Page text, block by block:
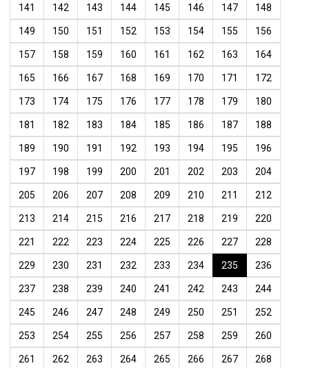
141 142 143 144 145 146 147 148
149 150 151 152 153 154 155 156
157 158 159 160 161 162 163 164
165 166 167 168 169 170 171 172
173 174 175 176 177 178 179 180
181 182 183 184 185 186 187 188
189 190 191 192 193 194 195 196
197 198 199 200 201 202 203 204
205 206 207 208 209 210 211 212
213 214 215 216 217 218 219 220
221 222 223 224 225 226 227 228
229 230 231 232 233 234 235 236
237 238 239 240 241 242 243 244
245 246 247 248 249 250 251 252
253 254 255 256 257 258 259 260
261 262 263 264 265 266 267 268